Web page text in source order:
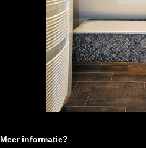
Meer informatie?